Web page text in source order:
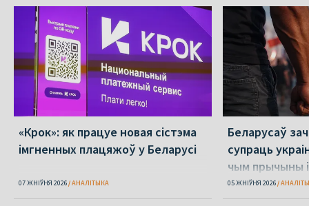
«Крок»: як працуе новая сістэма
імгненных плацяжоў у Беларусі
07 ЖНІЎНЯ 2026 АНАЛІТЫКА
Беларусаў
супраць
чым прычыны
05 ЖНІЎНЯ 2026